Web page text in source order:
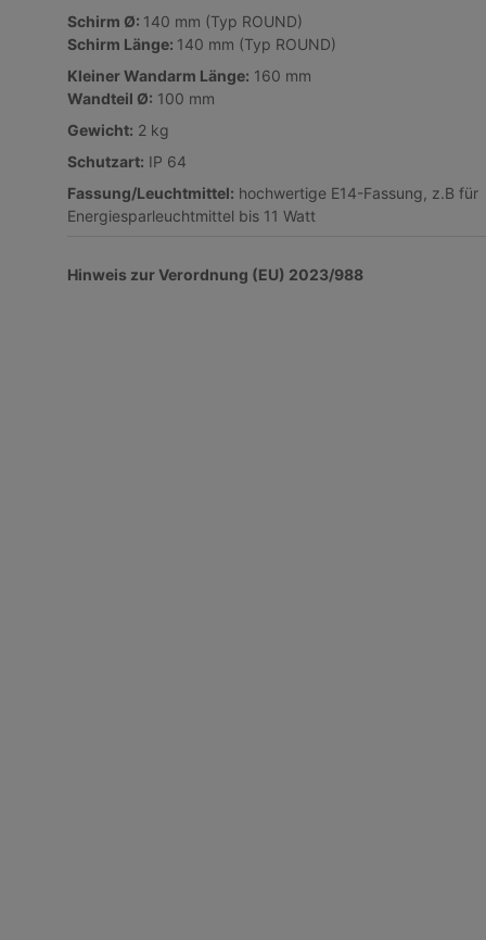
Schirm Ø: 140 mm (Typ ROUND)
Schirm Länge: 140 mm (Typ ROUND)
Kleiner Wandarm Länge: 160 mm
Wandteil Ø: 100 mm
Gewicht: 2 kg
Schutzart: IP 64
Fassung/Leuchtmittel: hochwertige E14-Fassung, z.B für
Energiesparleuchtmittel bis 11 Watt
Hinweis zur Verordnung (EU) 2023/988